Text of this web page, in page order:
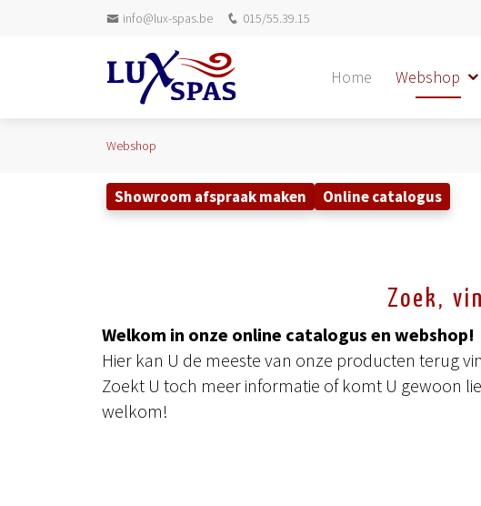
info@lux-spas.be 015/55.39.15
Home Webshop
Webshop
Zoek,
Welkom in onze online catalogus en webshop!
Hier kan U de meeste van onze producten terug
Zoekt U toch meer informatie of komt U gewoon
welkom!
Showroom afspraak maken Online catalogus